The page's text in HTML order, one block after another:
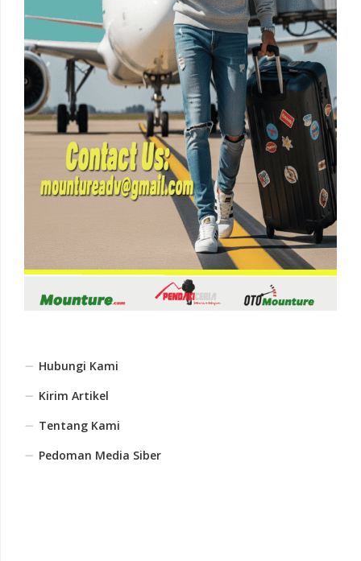
Hubungi Kami
Kirim Artikel
Tentang Kami
Pedoman Media Siber